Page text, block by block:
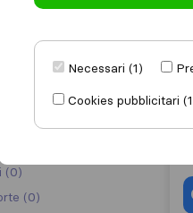
(0)
(0)
Necessari (1)
Cookies pubblicitari